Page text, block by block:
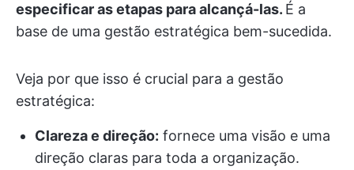
especificar as etapas para alcançá-las. É a
base de uma gestão estratégica bem-sucedida.
Veja por que isso é crucial para a gestão
estratégica:
Clareza e direção: fornece uma visão e uma
direção claras para toda a organização.